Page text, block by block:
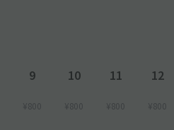
9
¥800
10
¥800
11
¥800
12
¥800